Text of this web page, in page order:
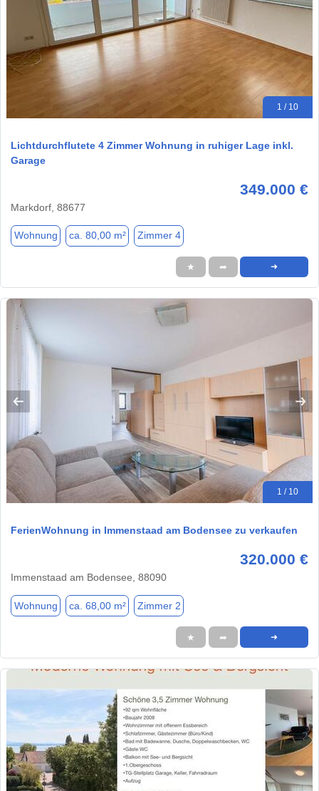
1 / 10
Lichtdurchflutete 4 Zimmer Wohnung in ruhiger Lage inkl.
Garage
349.000 €
Markdorf, 88677
Wohnung ca. 80,00 m² Zimmer 4
★ ➦ ➜
1 / 10
FerienWohnung in Immenstaad am Bodensee zu verkaufen
320.000 €
Immenstaad am Bodensee, 88090
Wohnung ca. 68,00 m² Zimmer 2
★ ➦ ➜